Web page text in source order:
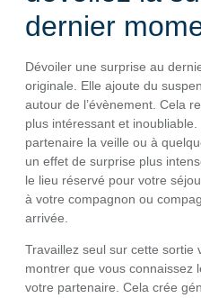
dernier
Dévoiler une surprise au
originale. Elle ajoute du
autour de l’évènement. Cela
plus intéressant et
partenaire la veille ou à
un effet de surprise plus
le lieu réservé pour votre
à votre compagnon ou
arrivée.
Travaillez seul sur cette sortie
montrer que vous connaissez
votre partenaire. Cela crée